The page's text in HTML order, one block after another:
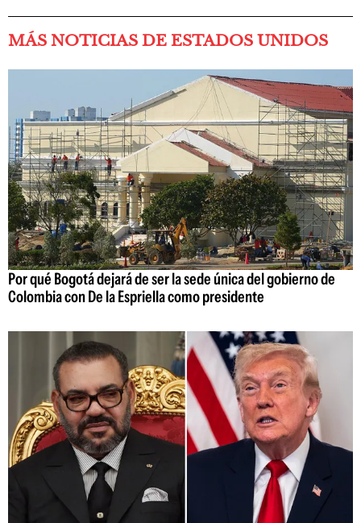
MÁS NOTICIAS DE ESTADOS UNIDOS
Por qué Bogotá dejará de ser la sede única del gobierno de
Colombia con De la Espriella como presidente